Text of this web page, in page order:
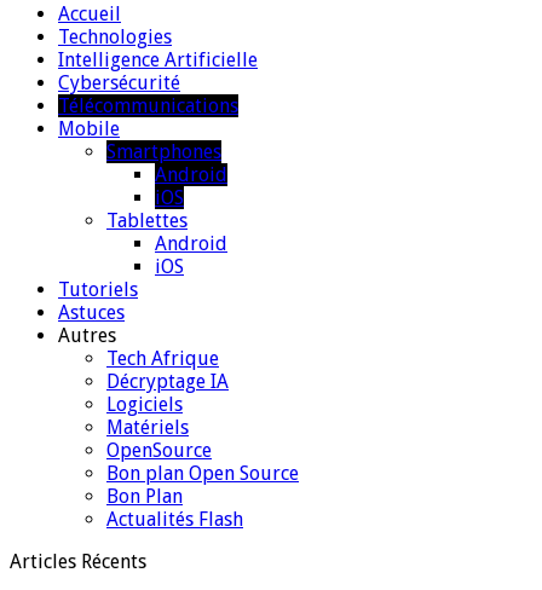
Accueil
Technologies
Intelligence Artificielle
Cybersécurité
Télécommunications
Mobile
Smartphones
Android
iOS
Tablettes
Android
iOS
Tutoriels
Astuces
Autres
Tech Afrique
Décryptage IA
Logiciels
Matériels
OpenSource
Bon plan Open Source
Bon Plan
Actualités Flash
Articles Récents